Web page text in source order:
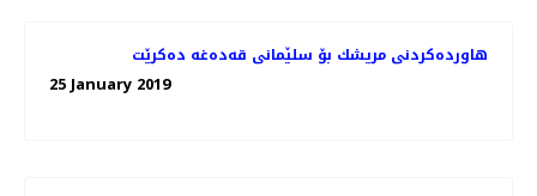
هاوردەكردنی مریشك بۆ سلێمانی قەدەغە دەكرێت
25 January 2019